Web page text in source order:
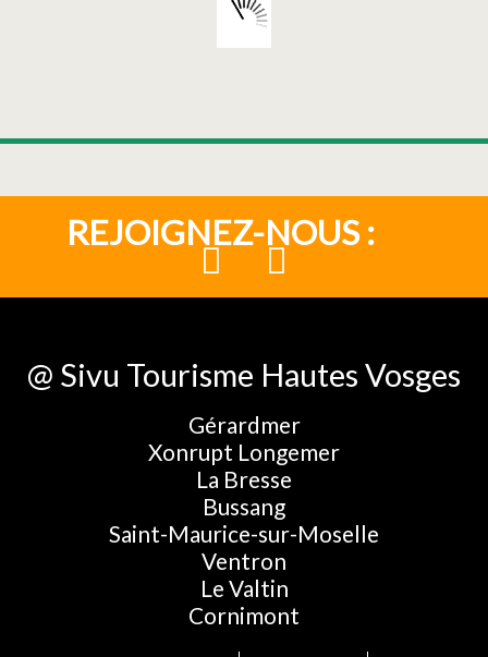
REJOIGNEZ-NOUS :
@ Sivu Tourisme Hautes Vosges
Gérardmer
Xonrupt Longemer
La Bresse
Bussang
Saint-Maurice-sur-Moselle
Ventron
Le Valtin
Cornimont